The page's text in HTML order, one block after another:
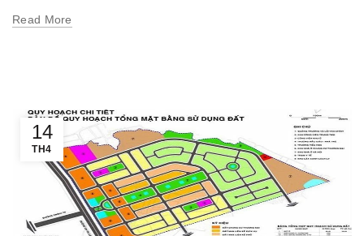
Read More
14
TH4